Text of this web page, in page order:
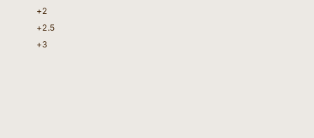
+2
+2.5
+3